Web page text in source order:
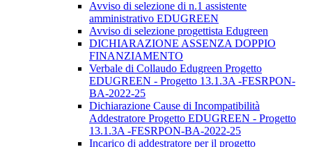
Avviso di selezione di n.1 assistente
amministrativo EDUGREEN
Avviso di selezione progettista Edugreen
DICHIARAZIONE ASSENZA DOPPIO
FINANZIAMENTO
Verbale di Collaudo Edugreen Progetto
EDUGREEN - Progetto 13.1.3A -FESRPON-
BA-2022-25
Dichiarazione Cause di Incompatibilità
Addestratore Progetto EDUGREEN - Progetto
13.1.3A -FESRPON-BA-2022-25
Incarico di addestratore per il progetto